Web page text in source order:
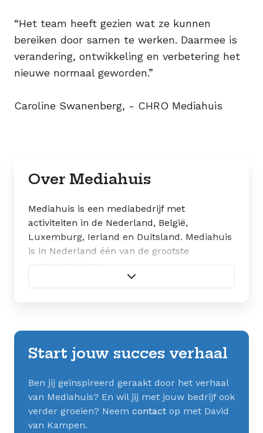
“Het team heeft gezien wat ze kunnen
bereiken door samen te werken. Daarmee is
verandering, ontwikkeling en verbetering het
nieuwe normaal geworden.”
Caroline Swanenberg, - CHRO Mediahuis
Over Mediahuis
Mediahuis is een mediabedrijf met
activiteiten in de Nederland, België,
Luxemburg, Ierland en Duitsland. Mediahuis
is in Nederland één van de grootste
mediabedrijven.
Start jouw succes verhaal
Ben jij geïnspireerd geraakt door het verhaal
van Mediahuis? En wil jij met jouw bedrijf ook
verder groeien? Neem contact op met David
van Kampen.